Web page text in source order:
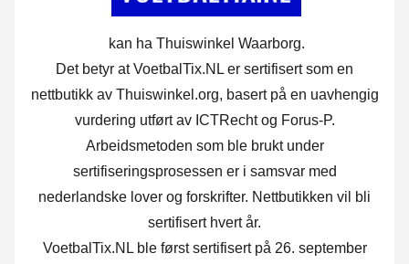
kan ha Thuiswinkel Waarborg.
Det betyr at VoetbalTix.NL er sertifisert som en
nettbutikk av Thuiswinkel.org, basert på en uavhengig
vurdering utført av ICTRecht og Forus-P.
Arbeidsmetoden som ble brukt under
sertifiseringsprosessen er i samsvar med
nederlandske lover og forskrifter. Nettbutikken vil bli
sertifisert hvert år.
VoetbalTix.NL ble først sertifisert på 26. september